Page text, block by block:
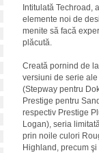
Intitulată Techroad,
elemente noi de
menite să facă
plăcută.
Creată pornind de
versiuni de serie
(Stepway pentru
Prestige pentru
respectiv Prestige
Logan), seria
prin noile culori
Highland, precum